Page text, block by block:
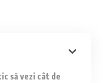
să vezi cât de